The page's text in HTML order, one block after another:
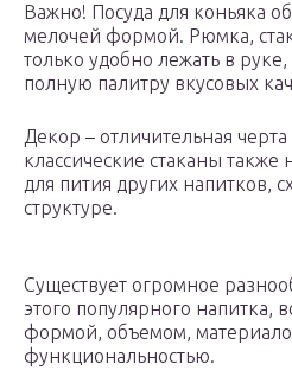
Важно! Посуда для коньяка
мелочей формой. Рюмка,
только удобно лежать в
полную палитру вкусовых
Декор – отличительная
классические стаканы также
для пития других напитков,
структуре.
Существует огромное
этого популярного напитка,
формой, объемом,
функциональностью.